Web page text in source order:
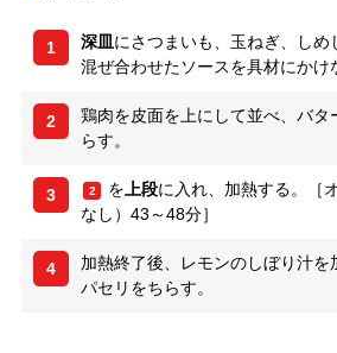
1 深皿にさつまいも、玉ねぎ、しめ
混ぜ合わせたソースを具材にかけ
2
鶏肉を皮面を上にして並べ、バタ
らす。
3 2 を上段に入れ、加熱する。［
なし）43～48分］
4
加熱終了後、レモンのしぼり汁を
パセリをちらす。